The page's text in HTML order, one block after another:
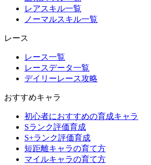
レアスキル一覧
ノーマルスキル一覧
レース
レース一覧
レースデータ一覧
デイリーレース攻略
おすすめキャラ
初心者におすすめの育成キャラ
Sランク評価育成
S+ランク評価育成
短距離キャラの育て方
マイルキャラの育て方